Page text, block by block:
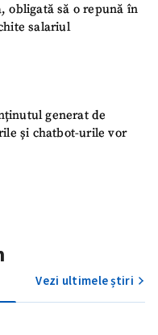
русском
obligată să o repună în
salariul
generat de
și chatbot-urile vor
Vezi ultimele știri